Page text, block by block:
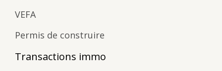
VEFA
Permis de construire
Transactions immo